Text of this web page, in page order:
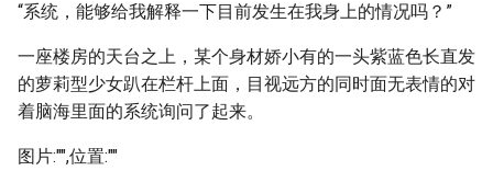
“系统，能够给我解释一下目前发生在我身上的情况吗？”
一座楼房的天台之上，某个身材娇小有的一头紫蓝色长直发
的萝莉型少女趴在栏杆上面，目视远方的同时面无表情的对
着脑海里面的系统询问了起来。
图片:"",位置:""